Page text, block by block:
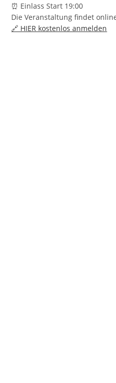
⏰ Einlass Start 19:00
Die Veranstaltung findet
🔗 HIER kostenlos anmelden